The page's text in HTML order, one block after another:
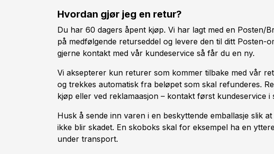
Hvordan gjør jeg en retur?
Du har 60 dagers åpent kjøp. Vi har lagt med en Posten/
på medfølgende returseddel og levere den til ditt Posten-
gjerne kontakt med vår kundeservice så får du en ny.
Vi aksepterer kun returer som kommer tilbake med vår
og trekkes automatisk fra beløpet som skal refunderes.
kjøp eller ved reklamaasjon – kontakt først kundeservice i
Husk å sende inn varen i en beskyttende emballasje slik
ikke blir skadet. En skoboks skal for eksempel ha en
under transport.